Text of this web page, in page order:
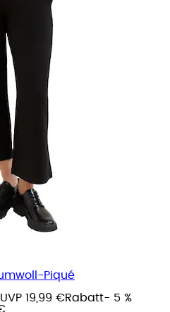
Piqué
UVP 19,99 €Rabatt- 5 %